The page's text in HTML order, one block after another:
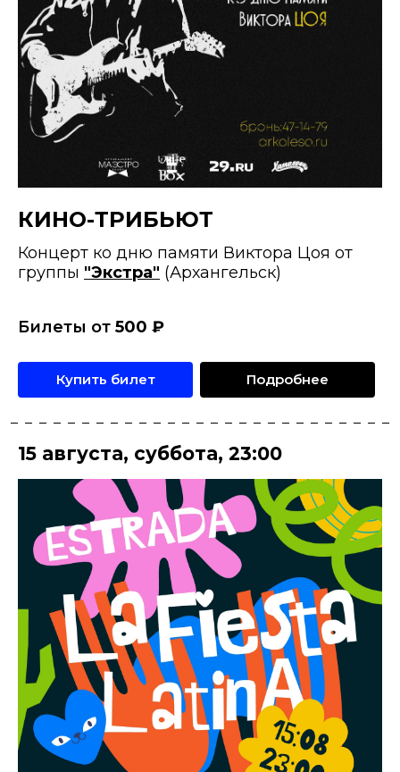
КИНО-ТРИБЬЮТ
Концерт ко дню памяти Виктора Цоя от
группы "Экстра" (Архангельск)
Билеты от 500 ₽
Купить билет Подробнее
15 августа, суббота, 23:00